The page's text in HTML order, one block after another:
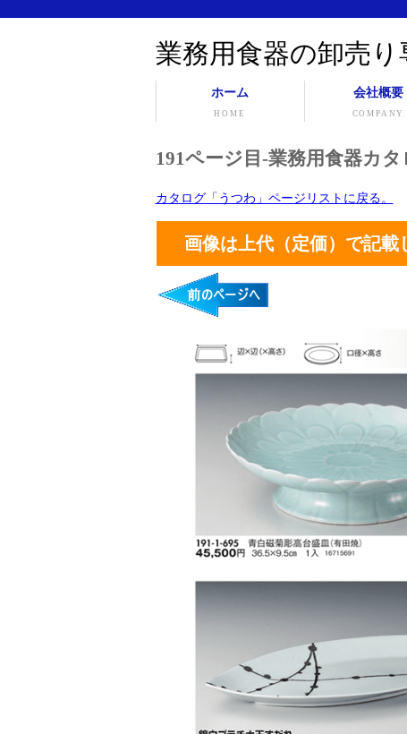
業務用食器の卸売り
ホーム
HOME
会社概要
COMPANY
191ページ目-業務用食器カタ
カタログ「うつわ」ページリストに戻る。
画像は上代（定価）で記